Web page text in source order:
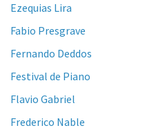
Ezequias Lira
Fabio Presgrave
Fernando Deddos
Festival de Piano
Flavio Gabriel
Frederico Nable